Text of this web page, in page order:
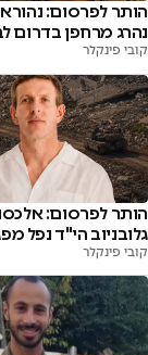
הותר לפרסום:
נהרג מרחפן בדרום
קובי פינקלר
הותר לפרסום:
גלובניוב הי"ד נפל
קובי פינקלר